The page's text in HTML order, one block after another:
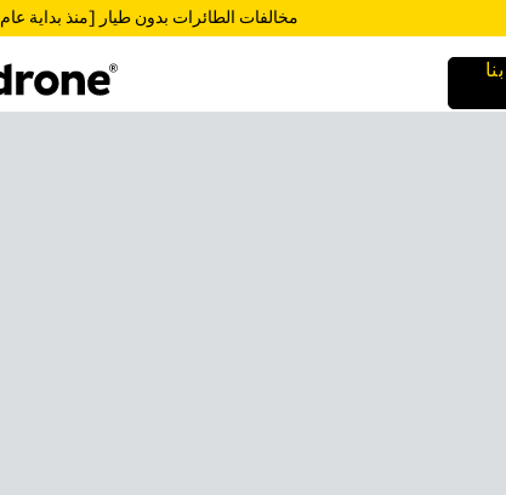
مخالفات الطائرات بدون طيار [منذ بداية عام 2026]: